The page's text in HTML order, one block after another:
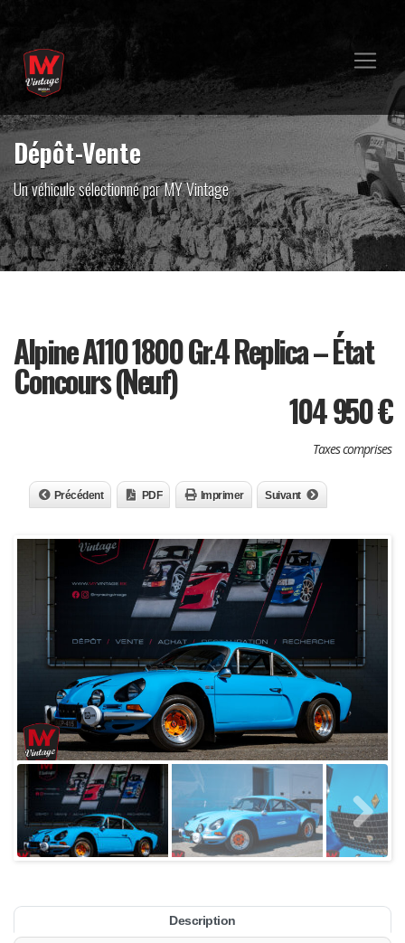
Dépôt-Vente
Un véhicule sélectionné par MY Vintage
Alpine A110 1800 Gr.4 Replica – État
Concours (Neuf)
104 950€
Taxes comprises
Précédent PDF Imprimer Suivant
Description